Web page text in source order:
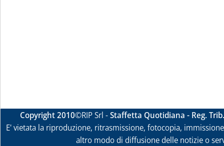
Copyright 2010©RIP Srl -Staffetta Quotidiana - Reg.
E' vietata la riproduzione, ritrasmissione, fotocopia,
altro modo di diffusione delle notizie o